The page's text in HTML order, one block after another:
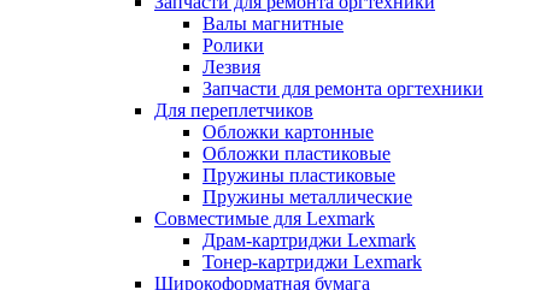
Валы магнитные
Ролики
Лезвия
Запчасти для ремонта оргтехники
Для переплетчиков
Обложки картонные
Обложки пластиковые
Пружины пластиковые
Пружины металлические
Совместимые для Lexmark
Драм-картриджи Lexmark
Тонер-картриджи Lexmark
Широкоформатная бумага